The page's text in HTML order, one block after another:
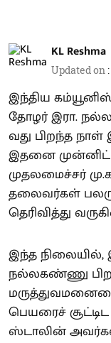
KL Reshma
Updated on :
இந்திய
தோழர் இரா.
வது பிறந்த
இதனை
முதலமைச்சர்
தலைவர்கள்
தெரிவித்து
இந்த
நல்லகண்ணு
பெயரைச் சூட்டிட
ஸ்டாலின்